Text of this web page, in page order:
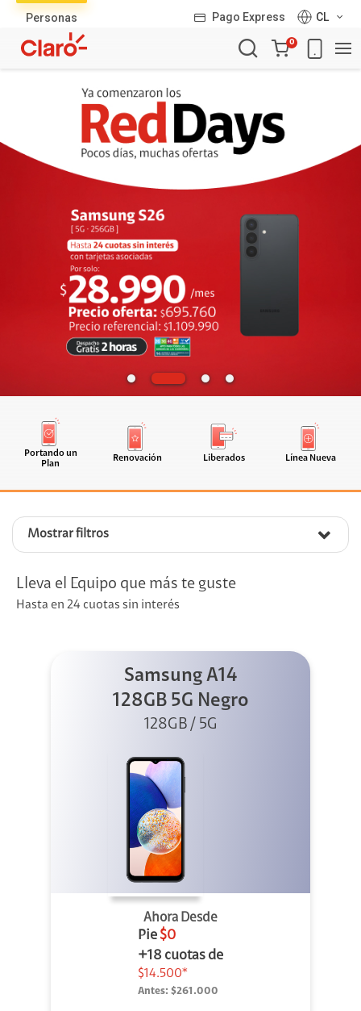
Personas Pago Express
CL
Carro
de
0
Portando un
Plan
Renovación Liberados Línea Nueva
Mostrar filtros
productos
Lleva el Equipo que más te guste
Hasta en 24 cuotas sin interés
Samsung A14
128GB 5G Negro
128GB / 5G
Ahora Desde
Pie $0
+18 cuotas de
$14.500*
Antes: $261.000